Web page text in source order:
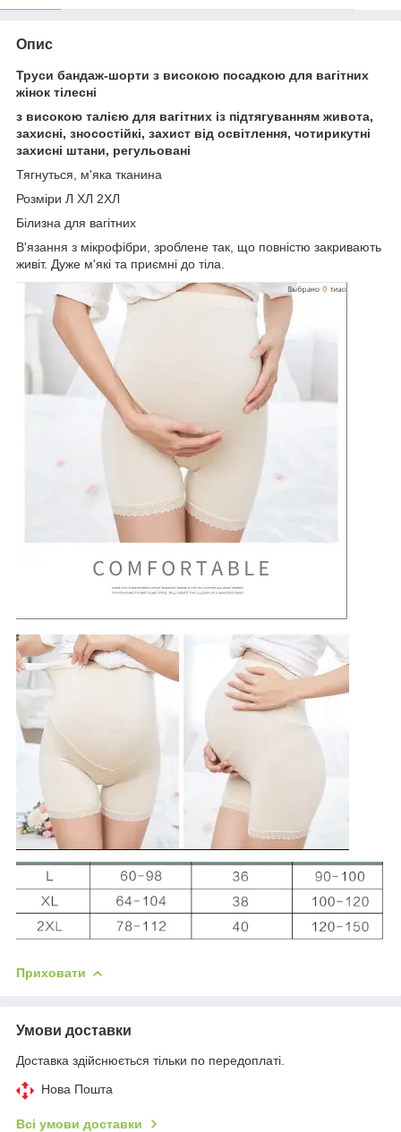
Опис
Труси бандаж-шорти з високою посадкою для вагітних
жінок тілесні
з високою талією для вагітних із підтягуванням живота,
захисні, зносостійкі, захист від освітлення, чотирикутні
захисні штани, регульовані
Тягнуться, м'яка тканина
Розміри Л ХЛ 2ХЛ
Білизна для вагітних
В'язання з мікрофібри, зроблене так, що повністю закривають
живіт. Дуже м'які та приємні до тіла.
Приховати
Умови доставки
Доставка здійснюється тільки по передоплаті.
Нова Пошта
Всі умови доставки